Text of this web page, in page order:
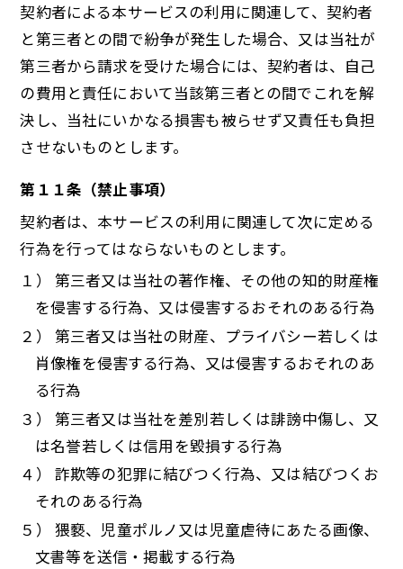
契約者による本サービスの利用に関連して、契約者
と第三者との間で紛争が発生した場合、又は当社が
第三者から請求を受けた場合には、契約者は、自己
の費用と責任において当該第三者との間でこれを解
決し、当社にいかなる損害も被らせず又責任も負担
させないものとします。
第１１条（禁止事項）
契約者は、本サービスの利用に関連して次に定める
行為を行ってはならないものとします。
１） 第三者又は当社の著作権、その他の知的財産権
を侵害する行為、又は侵害するおそれのある行為
２） 第三者又は当社の財産、プライバシー若しくは
肖像権を侵害する行為、又は侵害するおそれのあ
る行為
３） 第三者又は当社を差別若しくは誹謗中傷し、又
は名誉若しくは信用を毀損する行為
４） 詐欺等の犯罪に結びつく行為、又は結びつくお
それのある行為
５） 猥褻、児童ポルノ又は児童虐待にあたる画像、
文書等を送信・掲載する行為